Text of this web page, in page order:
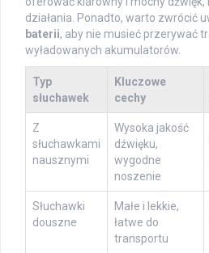
działania. Ponadto, warto zwrócić
baterii, aby nie musieć przerywać
wyładowanych akumulatorów.
Typ
słuchawek
Kluczowe
cechy
Z
słuchawkami
nausznymi
Wysoka jakość
dźwięku,
wygodne
noszenie
Słuchawki
douszne
Małe i lekkie,
łatwe do
transportu